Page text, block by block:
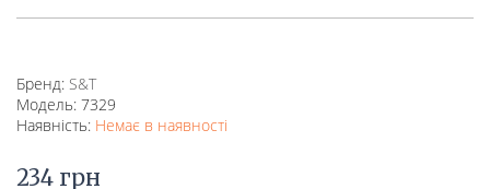
Бренд: S&T
Модель: 7329
Наявність: Немає в наявності
234 грн